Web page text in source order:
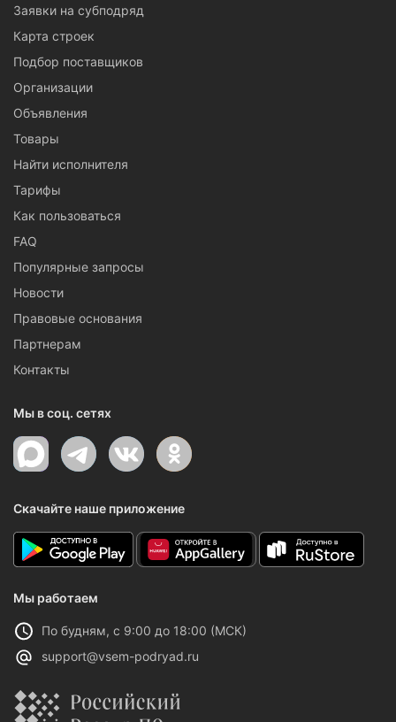
Заявки на субподряд
Карта строек
Подбор поставщиков
Организации
Объявления
Товары
Найти исполнителя
Тарифы
Как пользоваться
FAQ
Популярные запросы
Новости
Правовые основания
Партнерам
Контакты
Мы в соц. сетях
Скачайте наше приложение
Мы работаем
По будням, с 9:00 до 18:00 (МСК)
support@vsem-podryad.ru